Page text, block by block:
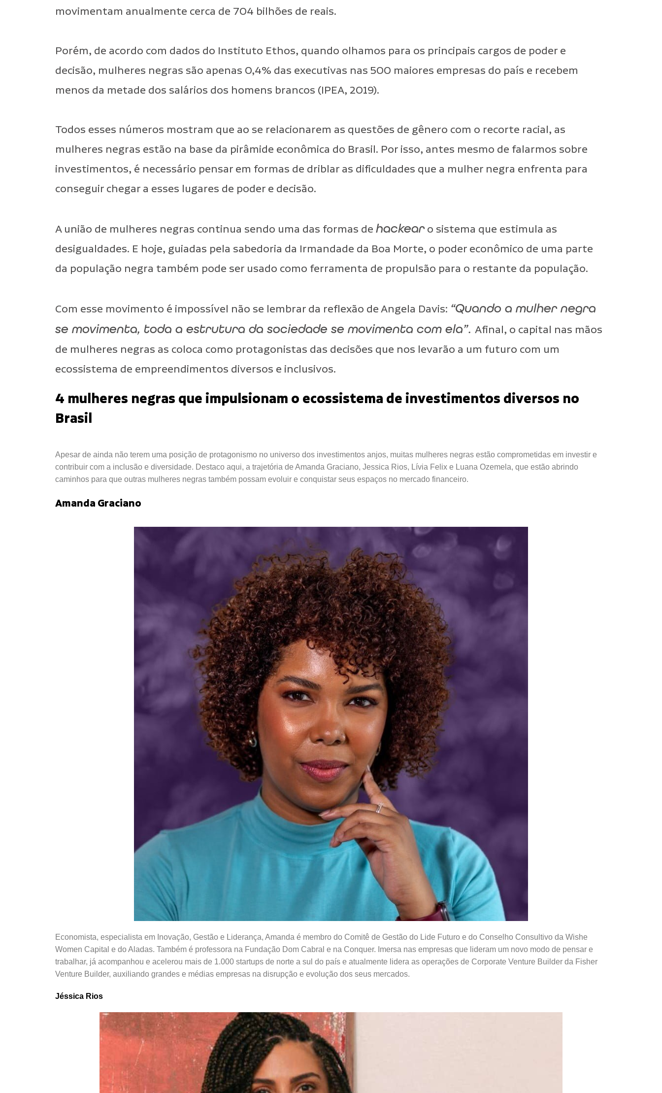
movimentam anualmente cerca de 704 bilhões de reais.
Porém, de acordo com dados do Instituto Ethos, quando olhamos para os principais cargos de poder e
decisão, mulheres negras são apenas 0,4% das executivas nas 500 maiores empresas do país e recebem
menos da metade dos salários dos homens brancos (IPEA, 2019).
Todos esses números mostram que ao se relacionarem as questões de gênero com o recorte racial, as
mulheres negras estão na base da pirâmide econômica do Brasil. Por isso, antes mesmo de falarmos sobre
investimentos, é necessário pensar em formas de driblar as dificuldades que a mulher negra enfrenta para
conseguir chegar a esses lugares de poder e decisão.
A união de mulheres negras continua sendo uma das formas de hackearo sistema que estimula as
desigualdades. E hoje, guiadas pela sabedoria da Irmandade da Boa Morte, o poder econômico de uma parte
da população negra também pode ser usado como ferramenta de propulsão para o restante da população.
Com esse movimento é impossível não se lembrar da reflexão deAngela Davis: “Quando a mulher negra
se movimenta, toda a estrutura da sociedade se movimenta com ela”. Afinal, o capital nas mãos
de mulheres negras as coloca como protagonistas das decisões que nos levarão a um futuro com um
ecossistema de empreendimentos diversos e inclusivos.
4 mulheres negras que impulsionam o ecossistema de investimentos diversos no
Brasil
Apesar de ainda não terem uma posição de protagonismo no universo dos investimentos anjos, muitas mulheres negras estão comprometidas em investir e
contribuir com a inclusão e diversidade. Destaco aqui, a trajetória de Amanda Graciano, Jessica Rios, Lívia Felix e Luana Ozemela, que estão abrindo
caminhos para que outras mulheres negras também possam evoluir e conquistar seus espaços no mercado financeiro.
Amanda Graciano
Economista, especialista em Inovação, Gestão e Liderança, Amanda é membro do Comitê de Gestão do Lide Futuro e do Conselho Consultivo da Wishe
Women Capital e do Aladas. Também é professora na Fundação Dom Cabral e na Conquer. Imersa nas empresas que lideram um novo modo de pensar e
trabalhar, já acompanhou e acelerou mais de 1.000 startups de norte a sul do país e atualmente lidera as operações de Corporate Venture Builder da Fisher
Venture Builder, auxiliando grandes e médias empresas na disrupção e evolução dos seus mercados.
Jéssica Rios